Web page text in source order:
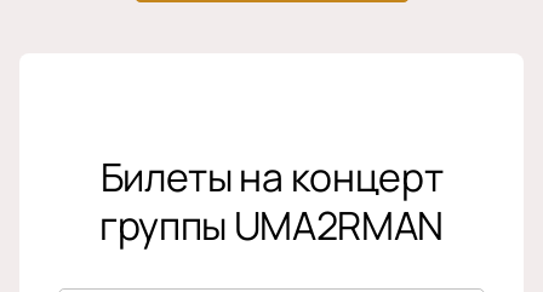
Билеты на концерт
группы UMA2RMAN